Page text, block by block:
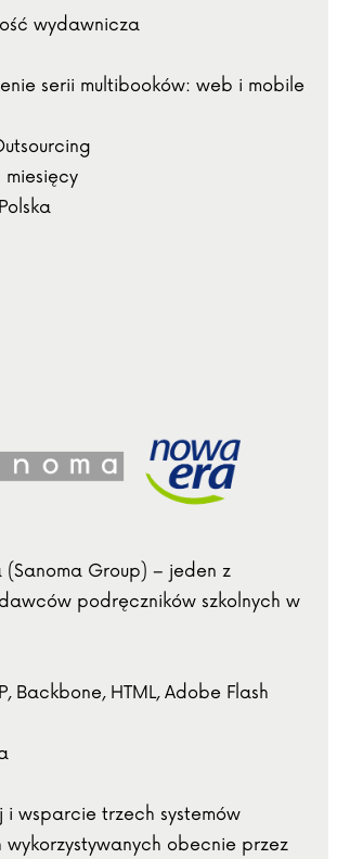
wydawnicza
serii multibooków: web i mobile
miesięcy
(Sanoma Group) – jeden z
podręczników szkolnych w
Backbone, HTML, Adobe Flash
i wsparcie trzech systemów
wykorzystywanych obecnie przez